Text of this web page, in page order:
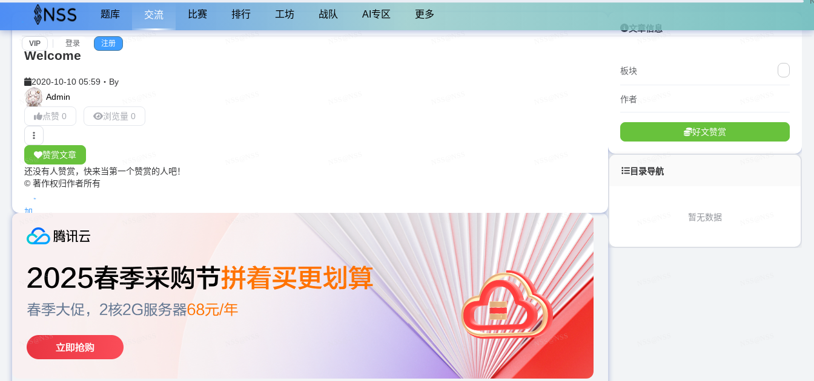
题库 交流 比赛 排行 工坊 战队 AI专区 更多
VIP 登录 注册
Welcome
2020-10-10 05:59 ・ By
Admin
点赞 0
浏览量 0
赞赏文章
还没有人赞赏，快来当第一个赞赏的人吧！
© 著作权归作者所有
加
中...
文章信息
板块
作者
好文赞赏
目录导航
暂无数据